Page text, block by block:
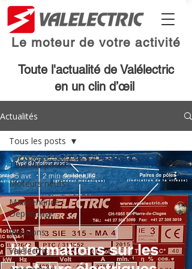
Le moteur de votre activité
Toute l'actualité de Valélectric
en un clin d’œil
Actualités
Tous les posts
Moteurs neufs
Maintenance -
Dépannage
Révisions
Valélectric
Tous les posts
Informations sur les
15 avr. 2 min de lecture